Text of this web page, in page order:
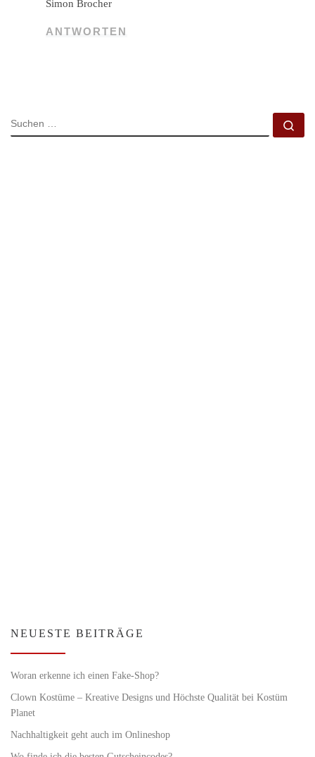
Simon Brocher
ANTWORTEN
SUCHE
NEUESTE BEITRÄGE
Woran erkenne ich einen Fake-Shop?
Clown Kostüme – Kreative Designs und Höchste Qualität bei Kostüm
Planet
Nachhaltigkeit geht auch im Onlineshop